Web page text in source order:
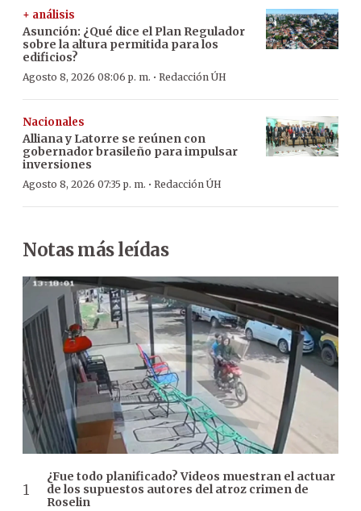
+ análisis
Asunción: ¿Qué dice el Plan Regulador
sobre la altura permitida para los
edificios?
Agosto 8, 2026 08:06 p. m. · Redacción ÚH
Nacionales
Alliana y Latorre se reúnen con
gobernador brasileño para impulsar
inversiones
Agosto 8, 2026 07:35 p. m. · Redacción ÚH
Notas más leídas
¿Fue todo planificado? Videos muestran el actuar
de los supuestos autores del atroz crimen de
Roselin